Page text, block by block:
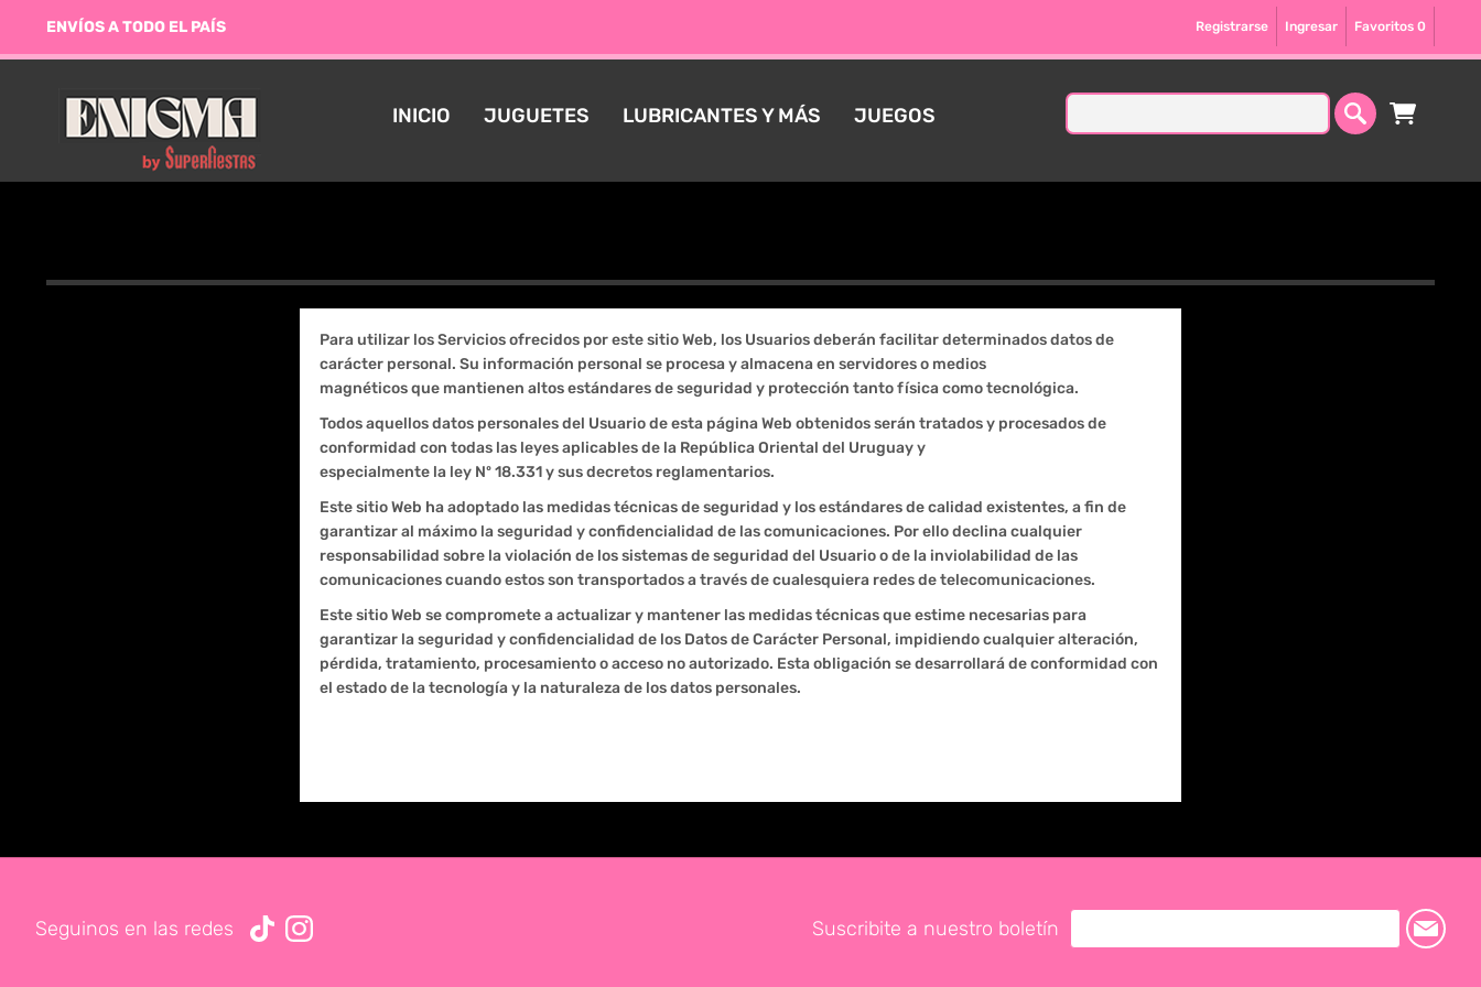
Registrarse Ingresar Favoritos 0
ENVÍOS A TODO EL PAÍS
INICIO JUGUETES LUBRICANTES Y MÁS JUEGOS
Para utilizar los Servicios ofrecidos por este sitio Web, los Usuarios deberán facilitar determinados datos de
carácter personal. Su información personal se procesa y almacena en servidores o medios
magnéticos que mantienen altos estándares de seguridad y protección tanto física como tecnológica.
Todos aquellos datos personales del Usuario de esta página Web obtenidos serán tratados y procesados de
conformidad con todas las leyes aplicables de la República Oriental del Uruguay y
especialmente la ley Nº 18.331 y sus decretos reglamentarios.
Este sitio Web ha adoptado las medidas técnicas de seguridad y los estándares de calidad existentes, a fin de
garantizar al máximo la seguridad y confidencialidad de las comunicaciones. Por ello declina cualquier
responsabilidad sobre la violación de los sistemas de seguridad del Usuario o de la inviolabilidad de las
comunicaciones cuando estos son transportados a través de cualesquiera redes de telecomunicaciones.
Este sitio Web se compromete a actualizar y mantener las medidas técnicas que estime necesarias para
garantizar la seguridad y confidencialidad de los Datos de Carácter Personal, impidiendo cualquier alteración,
pérdida, tratamiento, procesamiento o acceso no autorizado. Esta obligación se desarrollará de conformidad con
el estado de la tecnología y la naturaleza de los datos personales.
Seguinos en las redes Suscribite a nuestro boletín